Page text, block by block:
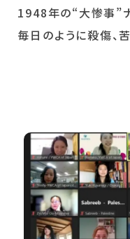
1948年の“大惨事”
毎日のように殺傷、